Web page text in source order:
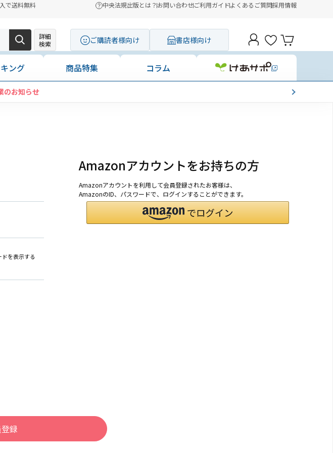
で送料無料 中央法規出版とは？お問い合わせご利用ガイドよくあるご質問採用情報
詳細
検索
ご購読者様向け 書店様向け
ング 商品特集 コラム
のお知らせ
ドを表示する
Amazonアカウントをお持ちの方
Amazonアカウントを利用して会員登録されたお客様は、
AmazonのID、パスワードで、ログインすることができます。